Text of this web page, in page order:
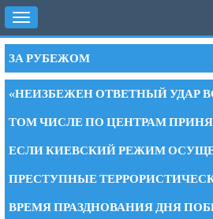
Toggle
navigation
ЗА РУБЕЖОМ
«НЕИЗБЕЖЕН ОТВЕТНЫЙ УДАР
ТОМ ЧИСЛЕ ПО ЦЕНТРАМ
ЕСЛИ КИЕВСКИЙ РЕЖИМ
ПРЕСТУПНЫЕ
ВРЕМЯ ПРАЗДНОВАНИЯ ДНЯ